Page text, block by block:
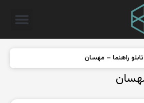
تابلو راهنما – مهسان